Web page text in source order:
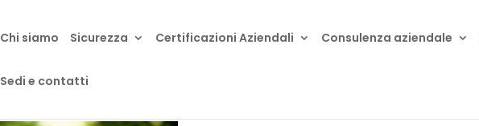
Chi siamo Sicurezza Certificazioni Aziendali Consulenza aziendale
Sedi e contatti